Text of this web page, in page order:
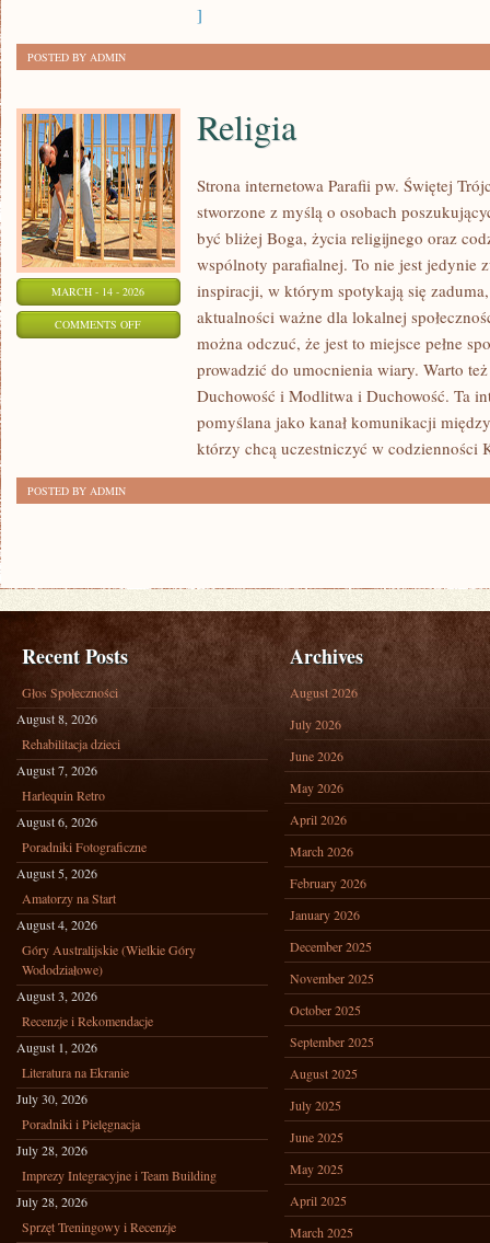
]
POSTED BY ADMIN
MARCH - 14 - 2026
COMMENTS OFFON
Religia
Strona internetowa Parafii pw. Świętej
stworzone z myślą o osobach
być bliżej Boga, życia religijnego oraz
wspólnoty parafialnej. To nie jest jedynie
inspiracji, w którym spotykają się
aktualności ważne dla lokalnej
można odczuć, że jest to miejsce pełne
prowadzić do umocnienia wiary. Warto
Duchowość i Modlitwa i Duchowość. Ta
pomyślana jako kanał komunikacji
którzy chcą uczestniczyć w codzienności
POSTED BY ADMIN
Recent Posts
Głos Społeczności
August 8, 2026
Rehabilitacja dzieci
August 7, 2026
Harlequin Retro
August 6, 2026
Poradniki Fotograficzne
August 5, 2026
Amatorzy na Start
August 4, 2026
Góry Australijskie (Wielkie Góry
Wododziałowe)
August 3, 2026
Recenzje i Rekomendacje
August 1, 2026
Literatura na Ekranie
July 30, 2026
Poradniki i Pielęgnacja
July 28, 2026
Imprezy Integracyjne i Team Building
July 28, 2026
Sprzęt Treningowy i Recenzje
Archives
August 2026
July 2026
June 2026
May 2026
April 2026
March 2026
February 2026
January 2026
December 2025
November 2025
October 2025
September 2025
August 2025
July 2025
June 2025
May 2025
April 2025
March 2025